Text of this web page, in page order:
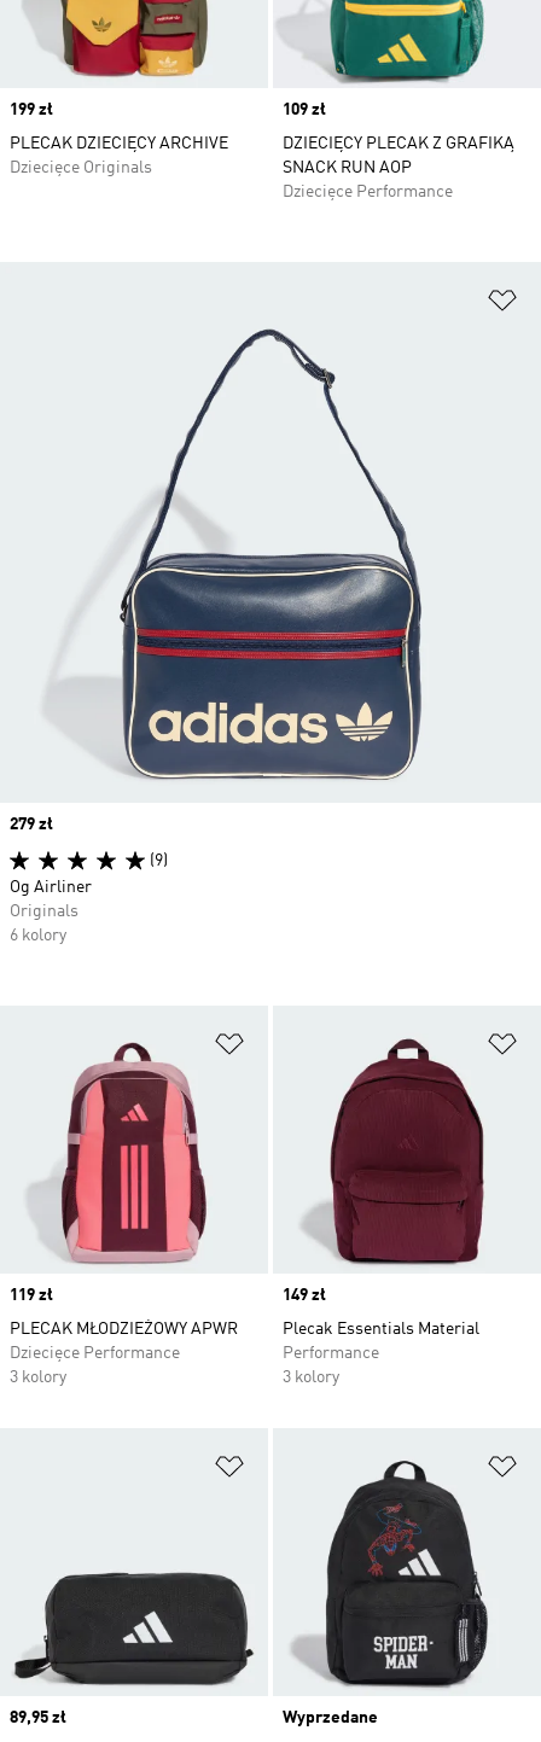
Price
199 zł
PLECAK DZIECIĘCY ARCHIVE
Dziecięce Originals
Price
109 zł
DZIECIĘCY PLECAK Z GRAFIKĄ
SNACK RUN AOP
Dziecięce Performance
Dodaj do listy życzeń
Price
119 zł
PLECAK MŁODZIEŻOWY APWR
Dziecięce Performance
3 kolory
Price
149 zł
Plecak Essentials Material
Performance
3 kolory
Dodaj do listy życzeń
Price
89,95 zł
Wyprzedane
Price
279 zł
(9)
Og Airliner
Originals
6 kolory